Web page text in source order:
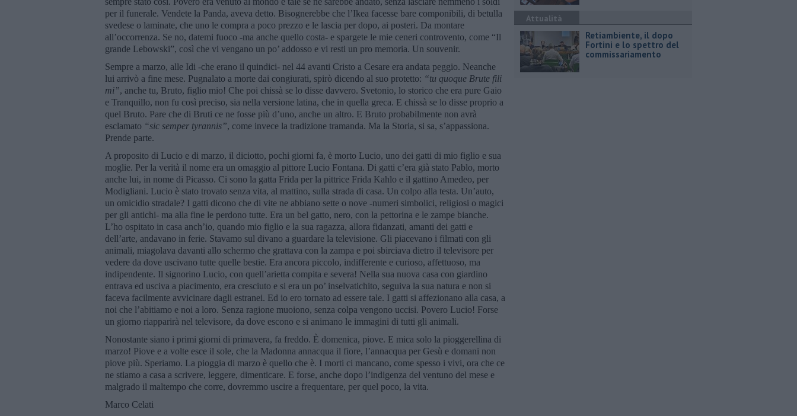
per il funerale. Vendete la Panda, aveva detto. Bisognerebbe che l’Ikea facesse bare componibili, di betulla
svedese o laminate, che uno le compra a poco prezzo e le lascia per dopo, ai posteri. Da montare
all’occorrenza. Se no, datemi fuoco -ma anche quello costa- e spargete le mie ceneri controvento, come “Il
grande Lebowski”, così che vi vengano un po’ addosso e vi resti un pro memoria. Un souvenir.
Sempre a marzo, alle Idi -che erano il quindici- nel 44 avanti Cristo a Cesare era andata peggio. Neanche
lui arrivò a fine mese. Pugnalato a morte dai congiurati, spirò dicendo al suo protetto: “tu quoque Brute fili
mi”, anche tu, Bruto, figlio mio! Che poi chissà se lo disse davvero. Svetonio, lo storico che era pure Gaio
e Tranquillo, non fu così preciso, sia nella versione latina, che in quella greca. E chissà se lo disse proprio a
quel Bruto. Pare che di Bruti ce ne fosse più d’uno, anche un altro. E Bruto probabilmente non avrà
esclamato “sic semper tyrannis”, come invece la tradizione tramanda. Ma la Storia, si sa, s’appassiona.
Prende parte.
A proposito di Lucio e di marzo, il diciotto, pochi giorni fa, è morto Lucio, uno dei gatti di mio figlio e sua
moglie. Per la verità il nome era un omaggio al pittore Lucio Fontana. Di gatti c’era già stato Pablo, morto
anche lui, in nome di Picasso. Ci sono la gatta Frida per la pittrice Frida Kahlo e il gattino Amedeo, per
Modigliani. Lucio è stato trovato senza vita, al mattino, sulla strada di casa. Un colpo alla testa. Un’auto,
un omicidio stradale? I gatti dicono che di vite ne abbiano sette o nove -numeri simbolici, religiosi o magici
per gli antichi- ma alla fine le perdono tutte. Era un bel gatto, nero, con la pettorina e le zampe bianche.
L’ho ospitato in casa anch’io, quando mio figlio e la sua ragazza, allora fidanzati, amanti dei gatti e
dell’arte, andavano in ferie. Stavamo sul divano a guardare la televisione. Gli piacevano i filmati con gli
animali, miagolava davanti allo schermo che grattava con la zampa e poi sbirciava dietro il televisore per
vedere da dove uscivano tutte quelle bestie. Era ancora piccolo, indifferente e curioso, affettuoso, ma
indipendente. Il signorino Lucio, con quell’arietta compita e severa! Nella sua nuova casa con giardino
entrava ed usciva a piacimento, era cresciuto e si era un po’ inselvatichito, seguiva la sua natura e non si
faceva facilmente avvicinare dagli estranei. Ed io ero tornato ad essere tale. I gatti si affezionano alla casa, a
noi che l’abitiamo e noi a loro. Senza ragione muoiono, senza colpa vengono uccisi. Povero Lucio! Forse
un giorno riapparirà nel televisore, da dove escono e si animano le immagini di tutti gli animali.
Nonostante siano i primi giorni di primavera, fa freddo. È domenica, piove. E mica solo la pioggerellina di
marzo! Piove e a volte esce il sole, che la Madonna annacqua il fiore, l’annacqua per Gesù e domani non
piove più. Speriamo. La pioggia di marzo è quello che è. I morti ci mancano, come spesso i vivi, ora che ce
ne stiamo a casa a scrivere, leggere, dimenticare. E forse, anche dopo l’indigenza del ventuno del mese e
malgrado il maltempo che corre, dovremmo uscire a frequentare, per quel poco, la vita.
Marco Celati
Attualità
Retiambiente, il dopo
Fortini e lo spettro del
commissariamento